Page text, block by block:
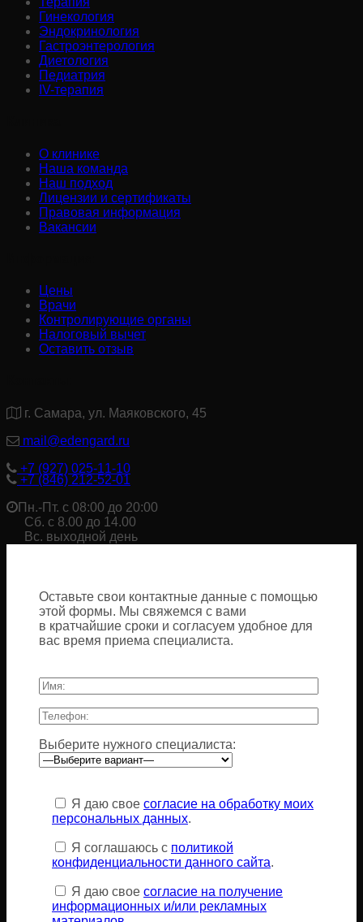
Гинекология
Эндокринология
Гастроэнтерология
Диетология
Педиатрия
IV-терапия
О клинике
Наша команда
Наш подход
Лицензии и сертификаты
Правовая информация
Вакансии
Цены
Врачи
Контролирующие органы
Налоговый вычет
Оставить отзыв
г. Самара, ул. Маяковского, 45
mail@edengard.ru
+7 (927) 025-11-10
+7 (846) 212-52-01
Пн.-Пт. с 08:00 до 20:00
Сб. с 8.00 до 14.00
Вс. выходной день
Оставьте свои контактные данные с помощью
этой формы. Мы свяжемся с вами
в кратчайшие сроки и согласуем удобное для
вас время приема специалиста.
Выберите нужного специалиста:
это
поле
Я даю свое согласие на обработку моих
персональных данных.
Я соглашаюсь с политикой
конфиденциальности данного сайта.
Я даю свое согласие на получение
информационных и/или рекламных